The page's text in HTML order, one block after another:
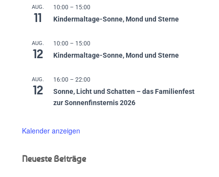
AUG.
11
10:00 – 15:00
Kindermaltage-Sonne, Mond und Sterne
AUG.
12
10:00 – 15:00
Kindermaltage-Sonne, Mond und Sterne
AUG.
12
16:00 – 22:00
Sonne, Licht und Schatten – das Familienfest
zur Sonnenfinsternis 2026
Kalender anzeigen
Neueste Beiträge